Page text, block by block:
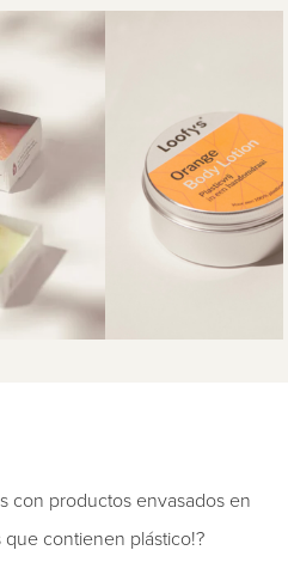
con productos envasados ​​en
que contienen plástico!?